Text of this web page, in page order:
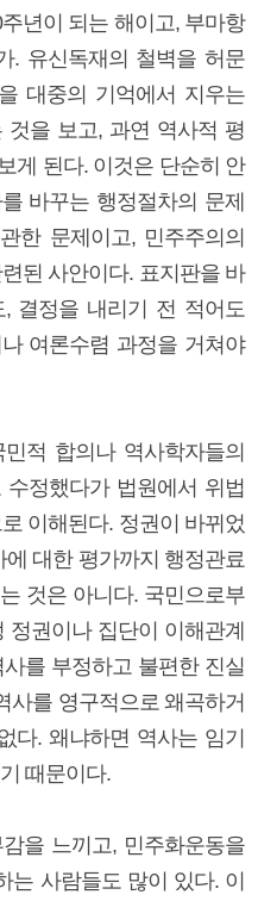
년이 되는 해이고, 부마항
. 유신독재의 철벽을 허문
대중의 기억에서 지우는
을 보고, 과연 역사적 평
게 된다. 이것은 단순히 안
바꾸는 행정절차의 문제
한 문제이고, 민주주의의
된 사안이다. 표지판을 바
결정을 내리기 전 적어도
여론수렴 과정을 거쳐야
적 합의나 역사학자들의
정했다가 법원에서 위법
이해된다. 정권이 바뀌었
대한 평가까지 행정관료
것은 아니다. 국민으로부
정권이나 집단이 이해관계
를 부정하고 불편한 진실
사를 영구적으로 왜곡하거
다. 왜냐하면 역사는 임기
때문이다.
을 느끼고, 민주화운동을
는 사람들도 많이 있다. 이